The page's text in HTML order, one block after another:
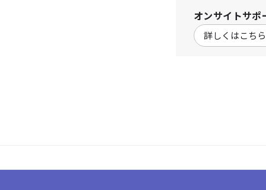
オンサイトサポ
詳しくはこちら